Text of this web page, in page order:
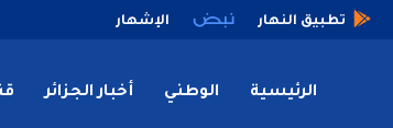
تطبيق النهار الإشهار
الرئيسية الوطني أخبار الجزائر